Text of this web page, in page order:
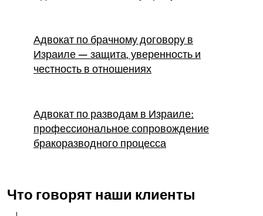
Адвокат по брачному договору в
Израиле — защита, уверенность и
честность в отношениях
Адвокат по разводам в Израиле:
профессиональное сопровождение
бракоразводного процесса
Что говорят наши клиенты